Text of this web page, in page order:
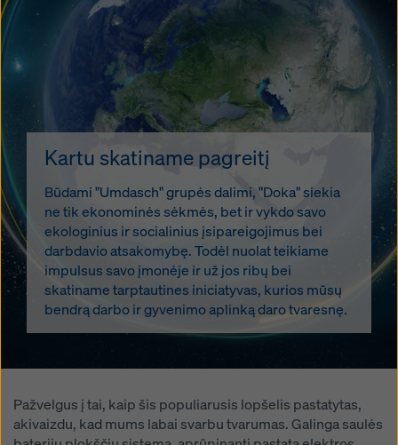
Kartu skatiname pagreitį
Būdami "Umdasch" grupės dalimi, "Doka" siekia
ne tik ekonominės sėkmės, bet ir vykdo savo
ekologinius ir socialinius įsipareigojimus bei
darbdavio atsakomybę. Todėl nuolat teikiame
impulsus savo įmonėje ir už jos ribų bei
skatiname tarptautines iniciatyvas, kurios mūsų
bendrą darbo ir gyvenimo aplinką daro tvaresnę.
Pažvelgus į tai, kaip šis populiarusis lopšelis pastatytas,
akivaizdu, kad mums labai svarbu tvarumas. Galinga saulės